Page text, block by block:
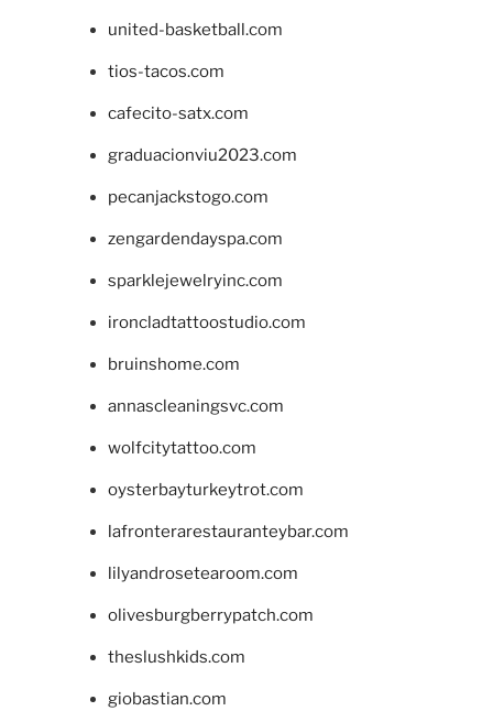
united-basketball.com
tios-tacos.com
cafecito-satx.com
graduacionviu2023.com
pecanjackstogo.com
zengardendayspa.com
sparklejewelryinc.com
ironcladtattoostudio.com
bruinshome.com
annascleaningsvc.com
wolfcitytattoo.com
oysterbayturkeytrot.com
lafronterarestauranteybar.com
lilyandrosetearoom.com
olivesburgberrypatch.com
theslushkids.com
giobastian.com